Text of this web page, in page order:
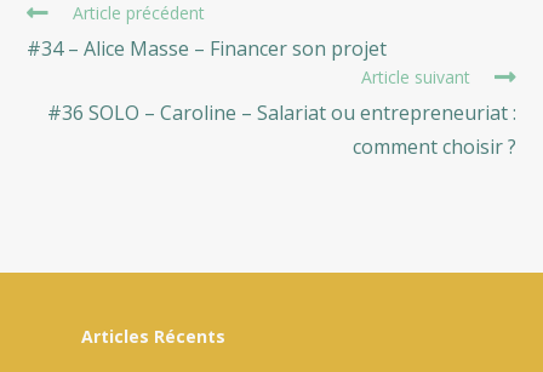
Read
articles
Article précédent
#34 – Alice Masse – Financer son projet
Article suivant
#36 SOLO – Caroline – Salariat ou entrepreneuriat :
comment choisir ?
Articles Récents